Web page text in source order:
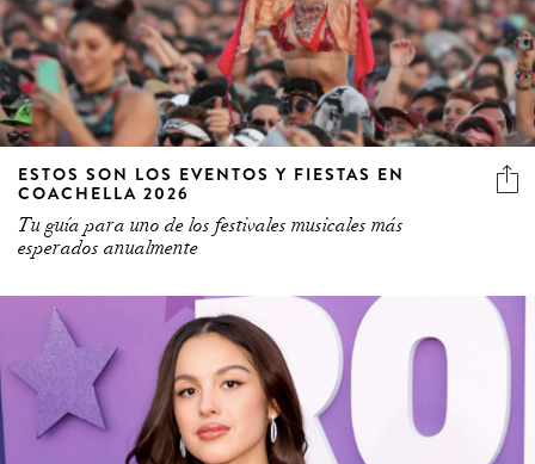
ESTOS SON LOS EVENTOS Y FIESTAS EN
COACHELLA 2026
Tu guía para uno de los festivales musicales más
esperados anualmente